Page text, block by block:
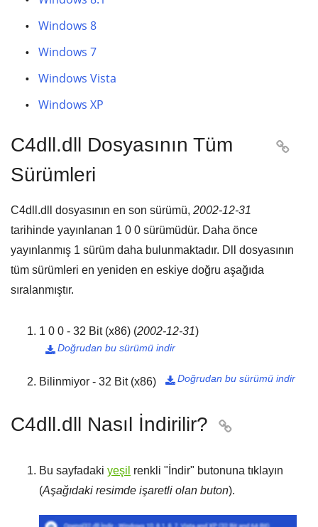
Windows 8
Windows 7
Windows Vista
Windows XP
C4dll.dll Dosyasının Tüm
Sürümleri

C4dll.dll dosyasının en son sürümü, 2002-12-31
tarihinde yayınlanan 1 0 0 sürümüdür. Daha önce
yayınlanmış 1 sürüm daha bulunmaktadır. Dll dosyasının
tüm sürümleri en yeniden en eskiye doğru aşağıda
sıralanmıştır.
1 0 0 - 32 Bit (x86) (2002-12-31)
Doğrudan bu sürümü indir

Bilinmiyor - 32 Bit (x86) Doğrudan bu sürümü indir

C4dll.dll Nasıl İndirilir? 
Bu sayfadaki yeşil renkli " İndir" butonuna tıklayın
(Aşağıdaki resimde işaretli olan buton).